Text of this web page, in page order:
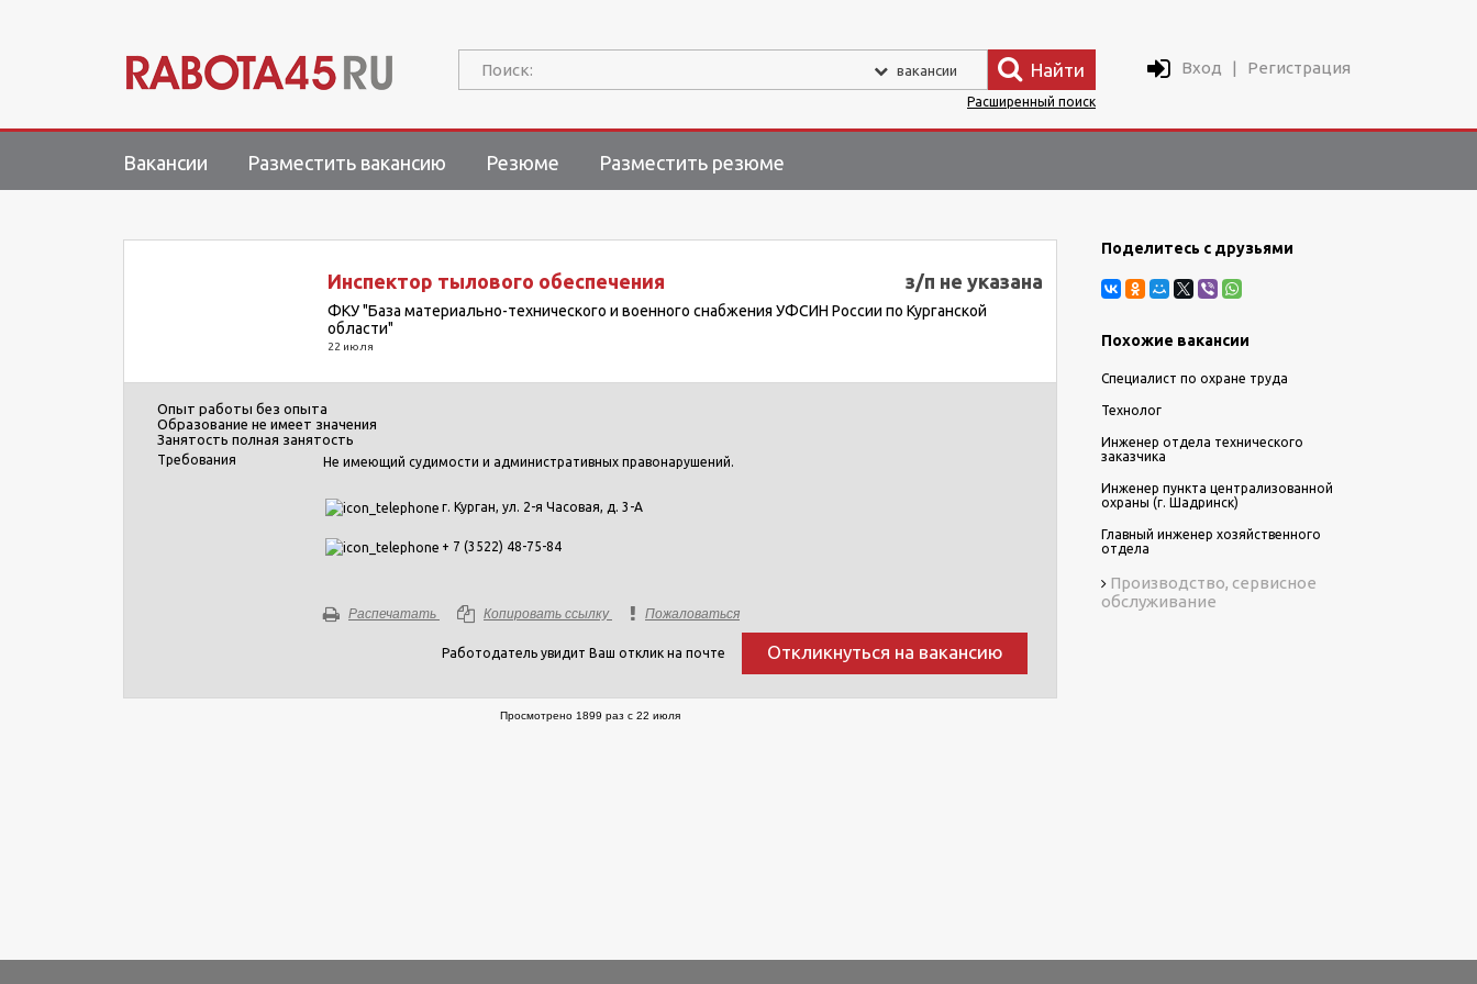
Поиск: вакансии Найти Вход | Регистрация
Расширенный поиск
Вакансии Разместить вакансию Резюме Разместить резюме
Инспектор тылового обеспечения з/п не указана
ФКУ "База материально-технического и военного снабжения УФСИН России по Курганской
области"
22 июля
Опыт работы без опыта
Образование не имеет значения
Занятость полная занятость
Требования Не имеющий судимости и административных правонарушений.
г. Курган, ул. 2-я Часовая, д. 3-А
+ 7 (3522) 48-75-84
Распечатать Копировать ссылку Пожаловаться
Работодатель увидит Ваш отклик на почте Откликнуться на вакансию
Просмотрено 1899 раз с 22 июля
Поделитесь с друзьями
Похожие вакансии
Специалист по охране труда
Технолог
Инженер отдела технического
заказчика
Инженер пункта централизованной
охраны (г. Шадринск)
Главный инженер хозяйственного
отдела
Производство, сервисное
обслуживание